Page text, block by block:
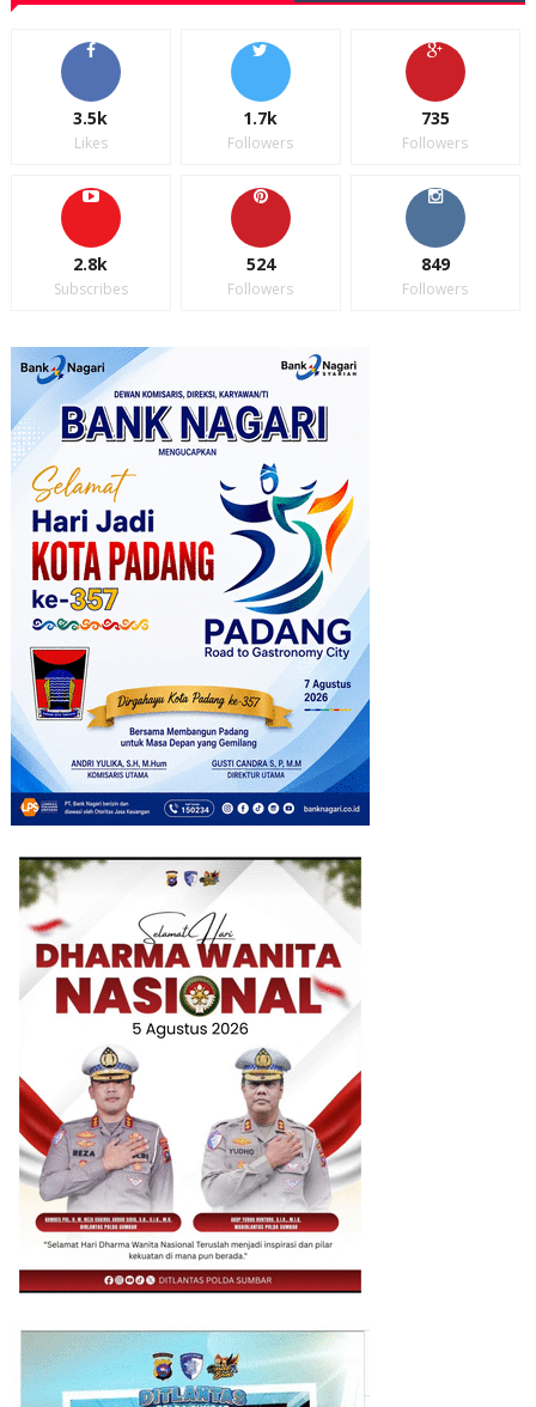
3.5k
Likes
1.7k
Followers
735
Followers
2.8k
Subscribes
524
Followers
849
Followers